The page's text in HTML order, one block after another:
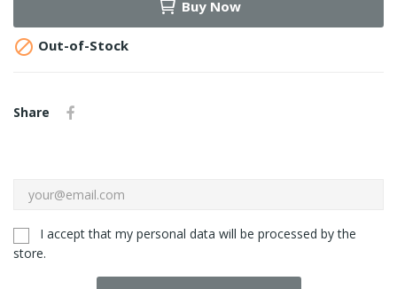
Buy Now
 Out-of-Stock
Share
I accept that my personal data will be processed by the
store.